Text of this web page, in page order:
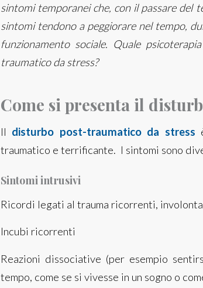
sintomi temporanei che, con il passare del
sintomi tendono a peggiorare nel tempo,
funzionamento sociale. Quale
traumatico da stress?
Come si presenta il
Il disturbo post-traumatico da stress
traumatico e terrificante. I sintomi sono
Sintomi intrusivi
Ricordi legati al trauma ricorrenti,
Incubi ricorrenti
Reazioni dissociative (per esempio
tempo, come se si vivesse in un sogno o